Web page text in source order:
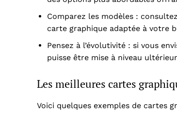
Comparez les modèles :
carte graphique adaptée à votre
Pensez à l’évolutivité : si vous
puisse être mise à niveau
Les meilleures cartes
Voici quelques exemples de cartes